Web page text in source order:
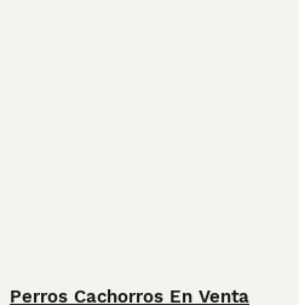
Perros Cachorros En Venta